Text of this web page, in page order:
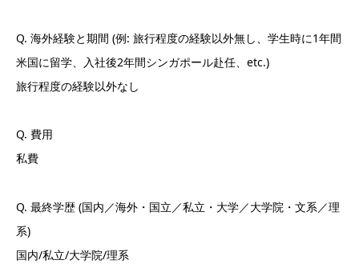
Q. 海外経験と期間 (例: 旅行程度の経験以外無し、学生時に1年間
米国に留学、入社後2年間シンガポール赴任、etc.)
旅行程度の経験以外なし
Q. 費用
私費
Q. 最終学歴 (国内／海外・国立／私立・大学／大学院・文系／理
系)
国内/私立/大学院/理系